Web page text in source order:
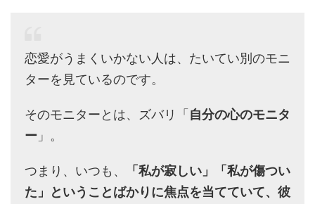
恋愛がうまくいかない人は、たいてい別のモニ
ターを見ているのです。
そのモニターとは、ズバリ「自分の心のモニタ
ー 」。
つまり、いつも、
「私が寂しい」「私が傷つい
た」ということばかりに焦点を当てていて、彼